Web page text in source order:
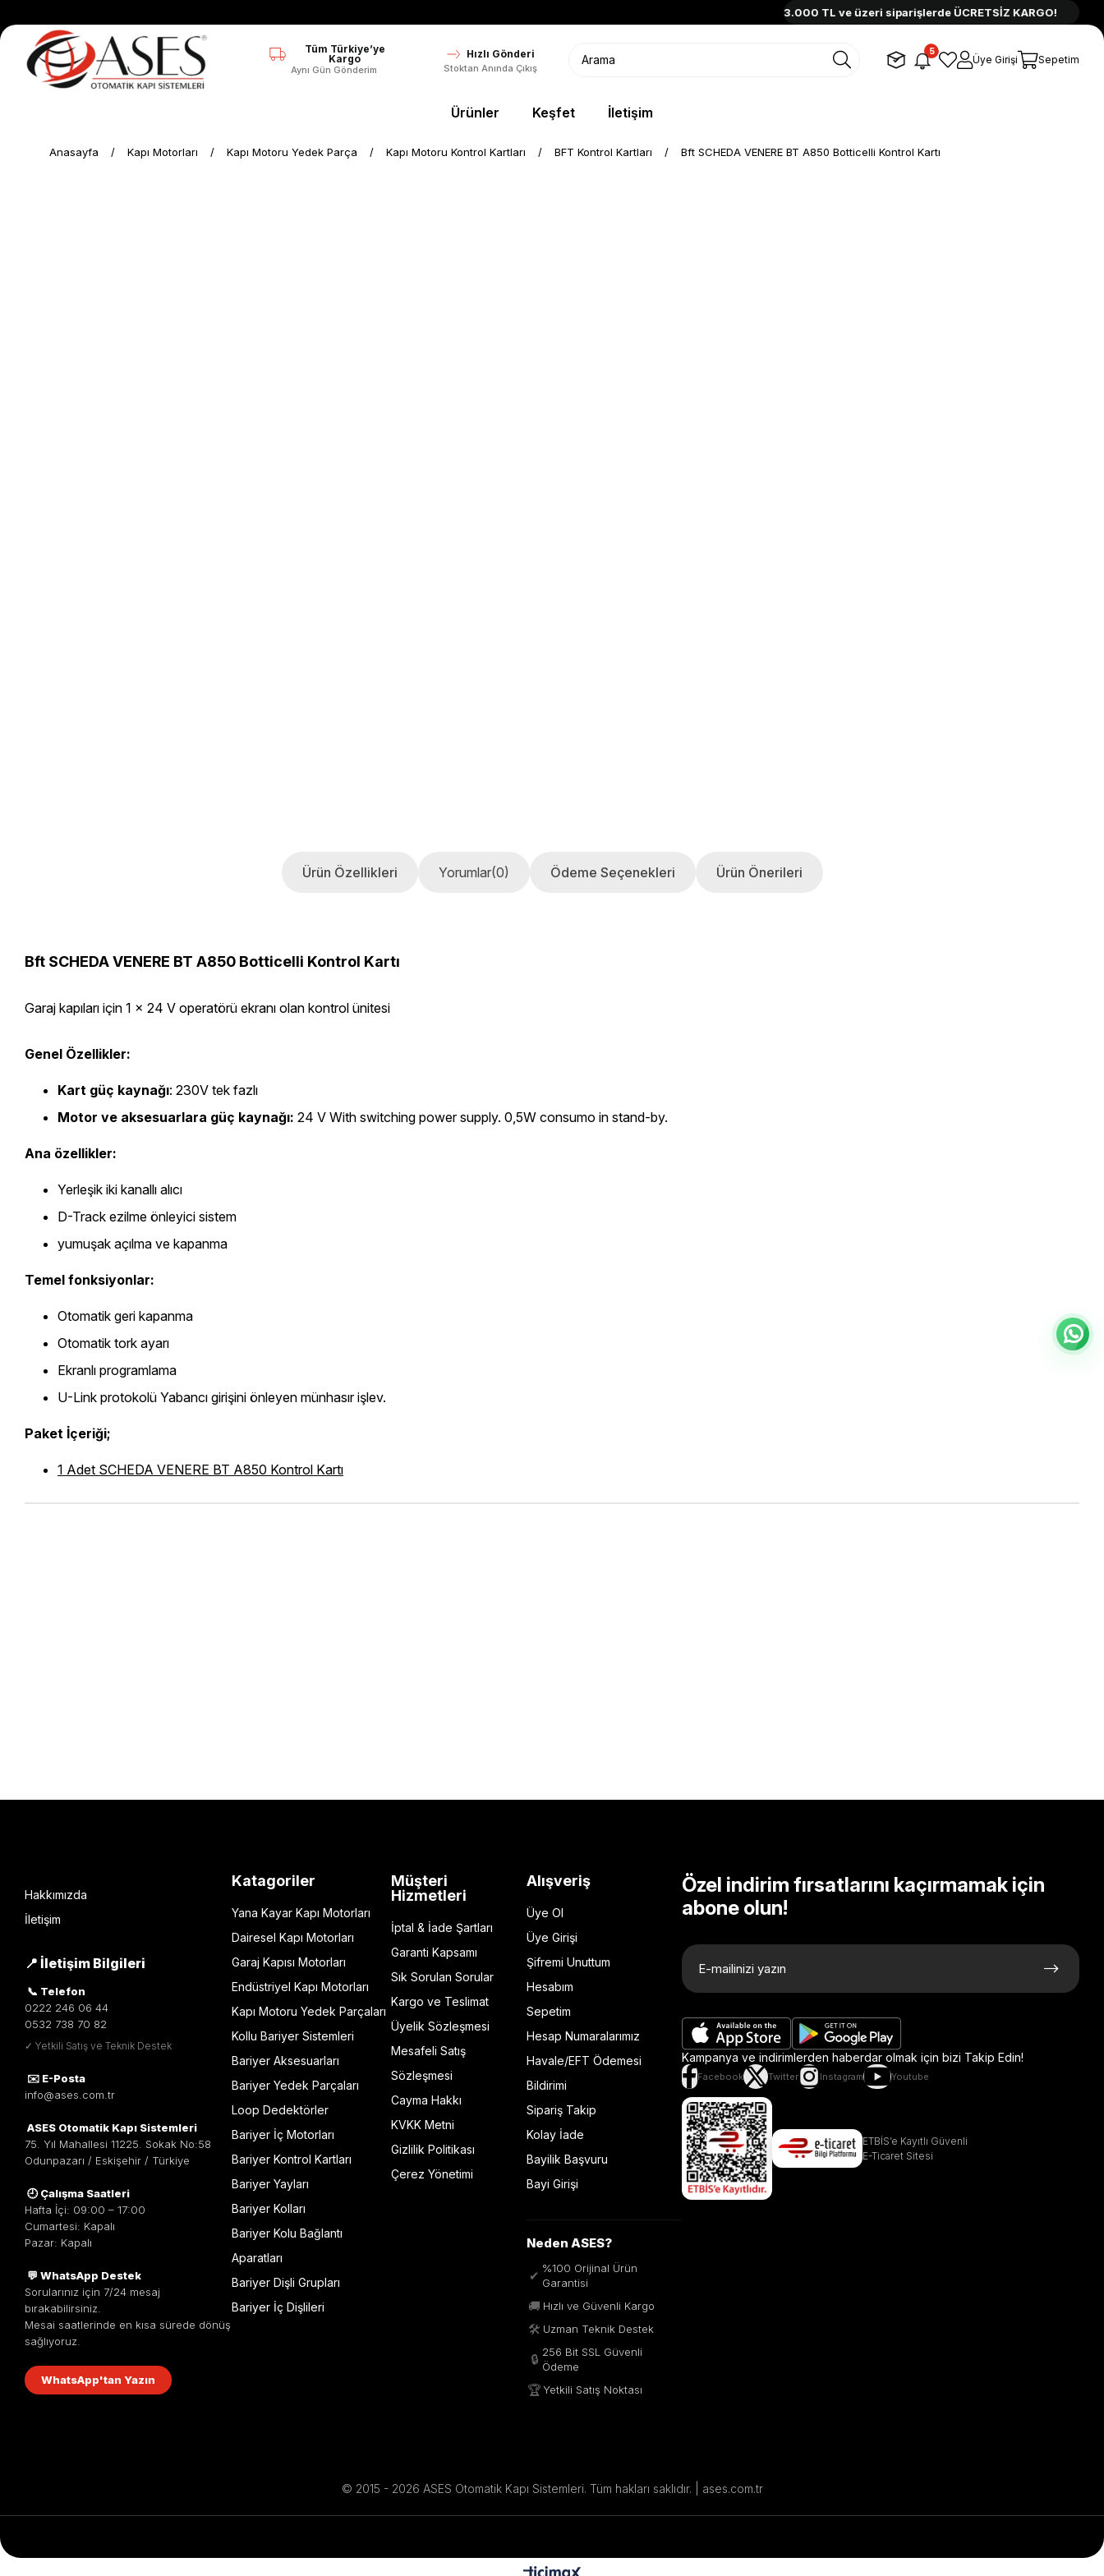
3.000 TL ve üzeri siparişlerde ÜCRETSİZ KARGO!
Tüm Türkiye’ye
Kargo
Aynı Gün Gönderim
Hızlı Gönderi
Stoktan Anında Çıkış
5
Üye Girişi Sepetim
Ürünler Keşfet İletişim
Anasayfa Kapı Motorları Kapı Motoru Yedek Parça Kapı Motoru Kontrol Kartları BFT Kontrol Kartları Bft SCHEDA VENERE BT A850 Botticelli Kontrol Kartı
Ürün Özellikleri Yorumlar(0) Ödeme Seçenekleri Ürün Önerileri
Bft SCHEDA VENERE BT A850 Botticelli Kontrol Kartı
Garaj kapıları için 1 x 24 V operatörü ekranı olan kontrol ünitesi
Genel Özellikler:
Kart güç kaynağı: 230V tek fazlı
Motor ve aksesuarlara güç kaynağı: 24 V With switching power supply. 0,5W consumo in stand-by.
Ana özellikler:
Yerleşik iki kanallı alıcı
D-Track ezilme önleyici sistem
yumuşak açılma ve kapanma
Temel fonksiyonlar:
Otomatik geri kapanma
Otomatik tork ayarı
Ekranlı programlama
U-Link protokolü Yabancı girişini önleyen münhasır işlev.
Paket İçeriği;
1 Adet SCHEDA VENERE BT A850 Kontrol Kartı
Hakkımızda
İletişim
📍 İletişim Bilgileri
📞 Telefon
0222 246 06 44
0532 738 70 82
✓ Yetkili Satış ve Teknik Destek
✉️ E-Posta
info@ases.com.tr
ASES Otomatik Kapı Sistemleri
75. Yıl Mahallesi 11225. Sokak No:58
Odunpazarı / Eskişehir / Türkiye
🕘 Çalışma Saatleri
Hafta İçi: 09:00 – 17:00
Cumartesi: Kapalı
Pazar: Kapalı
💬 WhatsApp Destek
Sorularınız için 7/24 mesaj
bırakabilirsiniz.
Mesai saatlerinde en kısa sürede dönüş
sağlıyoruz.
WhatsApp'tan Yazın
Katagoriler
Yana Kayar Kapı Motorları
Dairesel Kapı Motorları
Garaj Kapısı Motorları
Endüstriyel Kapı Motorları
Kapı Motoru Yedek Parçaları
Kollu Bariyer Sistemleri
Bariyer Aksesuarları
Bariyer Yedek Parçaları
Loop Dedektörler
Bariyer İç Motorları
Bariyer Kontrol Kartları
Bariyer Yayları
Bariyer Kolları
Bariyer Kolu Bağlantı
Aparatları
Bariyer Dişli Grupları
Bariyer İç Dişlileri
Müşteri
Hizmetleri
İptal & İade Şartları
Garanti Kapsamı
Sık Sorulan Sorular
Kargo ve Teslimat
Üyelik Sözleşmesi
Mesafeli Satış
Sözleşmesi
Cayma Hakkı
KVKK Metni
Gizlilik Politikası
Çerez Yönetimi
Alışveriş
Üye Ol
Üye Girişi
Şifremi Unuttum
Hesabım
Sepetim
Hesap Numaralarımız
Havale/EFT Ödemesi
Bildirimi
Sipariş Takip
Kolay İade
Bayilik Başvuru
Bayi Girişi
Neden ASES?
✔ %100 Orijinal Ürün
Garantisi
🚚 Hızlı ve Güvenli Kargo
🛠️ Uzman Teknik Destek
🔒 256 Bit SSL Güvenli
Ödeme
🏆Yetkili Satış Noktası
Özel indirim fırsatlarını kaçırmamak için
abone olun!
Kampanya ve indirimlerden haberdar olmak için bizi Takip Edin!
Facebook Twitter Instagram Youtube
ETBİS’e Kayıtlı Güvenli
E-Ticaret Sitesi
© 2015 - 2026 ASES Otomatik Kapı Sistemleri. Tüm hakları saklıdır. | ases.com.tr